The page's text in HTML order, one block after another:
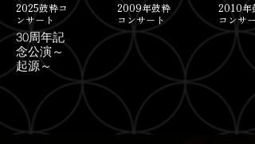
2025鼓粋コ
ンサート
30周年記
念公演～
起源～
2009年鼓粋
コンサート
2010年
コンサー